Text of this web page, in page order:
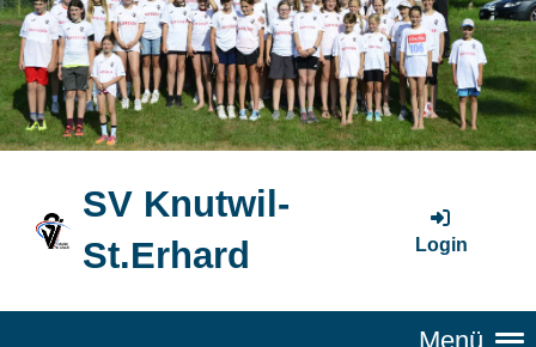
SV Knutwil-
St.Erhard
Login
Menü